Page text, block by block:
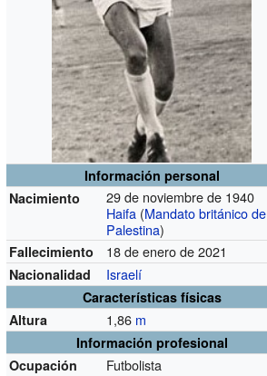
Información personal
Nacimiento
29 de noviembre de 1940
Haifa (Mandato británico de
Palestina)
Fallecimiento 18 de enero de 2021
Nacionalidad Israelí
Características físicas
Altura
1,86 m
Información profesional
Ocupación
Futbolista